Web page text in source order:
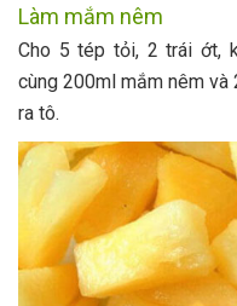
Làm mắm nêm
Cho 5 tép tỏi, 2 trái ớt,
cùng 200ml mắm nêm và
ra tô.